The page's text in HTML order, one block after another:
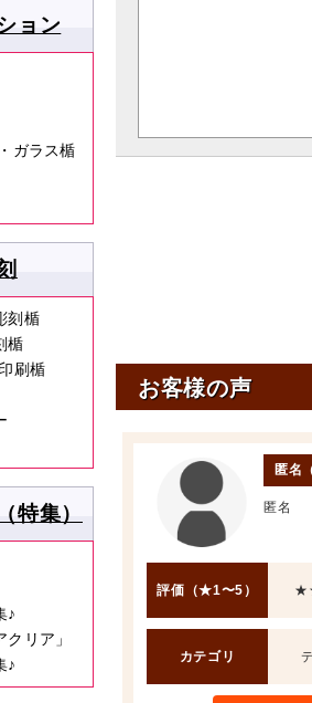
お客様の声
匿名
匿名
評価（★1〜5）
カテゴリ
ョン
ガラス楯
刻楯
楯
刷楯
特集）
♪
リア」
♪